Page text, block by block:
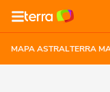
MAPA ASTRALTERRA